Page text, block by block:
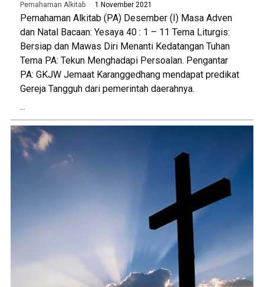
Pemahaman Alkitab 1 November 2021
Pemahaman Alkitab (PA) Desember (I) Masa Adven
dan Natal Bacaan: Yesaya 40 : 1 – 11 Tema Liturgis:
Bersiap dan Mawas Diri Menanti Kedatangan Tuhan
Tema PA: Tekun Menghadapi Persoalan. Pengantar
PA: GKJW Jemaat Karanggedhang mendapat predikat
Gereja Tangguh dari pemerintah daerahnya.
...